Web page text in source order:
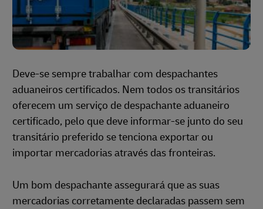
Deve-se sempre trabalhar com despachantes
aduaneiros certificados. Nem todos os transitários
oferecem um serviço de despachante aduaneiro
certificado, pelo que deve informar-se junto do seu
transitário preferido se tenciona exportar ou
importar mercadorias através das fronteiras.
Um bom despachante assegurará que as suas
mercadorias corretamente declaradas passem sem